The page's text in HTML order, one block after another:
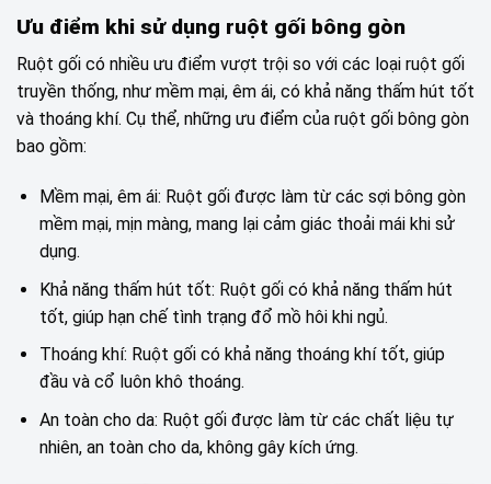
Ưu điểm khi sử dụng ruột gối bông gòn
Ruột gối có nhiều ưu điểm vượt trội so với các loại ruột gối
truyền thống, như mềm mại, êm ái, có khả năng thấm hút tốt
và thoáng khí. Cụ thể, những ưu điểm của ruột gối bông gòn
bao gồm:
Mềm mại, êm ái: Ruột gối được làm từ các sợi bông gòn
mềm mại, mịn màng, mang lại cảm giác thoải mái khi sử
dụng.
Khả năng thấm hút tốt: Ruột gối có khả năng thấm hút
tốt, giúp hạn chế tình trạng đổ mồ hôi khi ngủ.
Thoáng khí: Ruột gối có khả năng thoáng khí tốt, giúp
đầu và cổ luôn khô thoáng.
An toàn cho da: Ruột gối được làm từ các chất liệu tự
nhiên, an toàn cho da, không gây kích ứng.